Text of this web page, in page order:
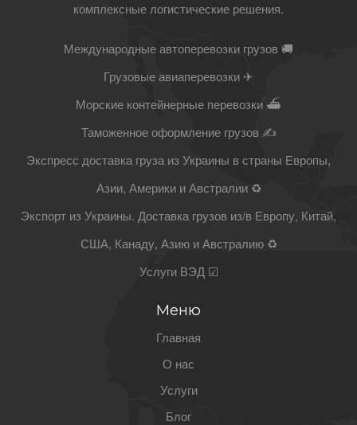
комплексные логистические решения.
Международные автоперевозки грузов 🚚
Грузовые авиаперевозки ✈
Морские контейнерные перевозки ⛴
Таможенное оформление грузов ✍
Экспресс доставка груза из Украины в страны Европы,
Азии, Америки и Австралии ♻
Экспорт из Украины. Доставка грузов из/в Европу, Китай,
США, Канаду, Азию и Австралию ♻
Услуги ВЭД ☑
Меню
Главная
О нас
Услуги
Блог